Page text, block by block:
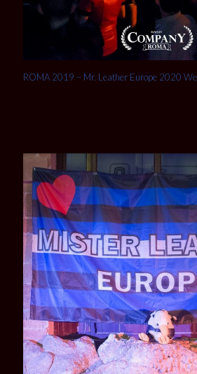
ROMA 2019 – Mr. Leather Europe 2020